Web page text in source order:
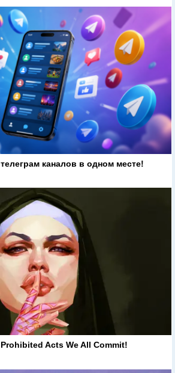
каналов в одном месте!
Acts We All Commit!